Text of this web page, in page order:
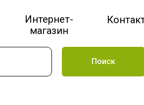
Интернет-
магазин
Поиск